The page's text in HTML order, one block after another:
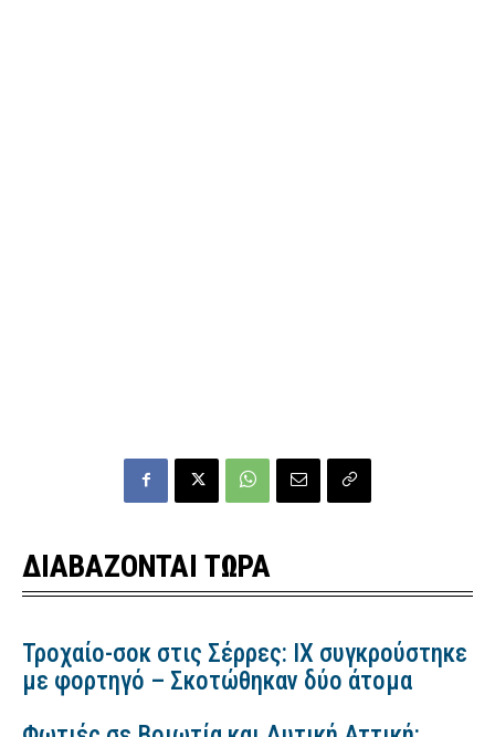
ΔΙΑΒΑΖΟΝΤΑΙ ΤΩΡΑ
Τροχαίο-σοκ στις Σέρρες: ΙΧ συγκρούστηκε
με φορτηγό – Σκοτώθηκαν δύο άτομα